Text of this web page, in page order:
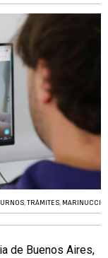
,TRÁMITES, MARINUCCI
de Buenos Aires,